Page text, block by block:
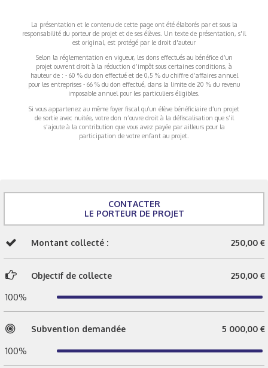
La présentation et le contenu de cette page ont été élaborés par et sous la
responsabilité du porteur de projet et de ses élèves. Un texte de présentation, s'il
est original, est protégé par le droit d'auteur
Selon la réglementation en vigueur, les dons effectués au bénéfice d’un
projet ouvrent droit à la réduction d’impôt sous certaines conditions, à
hauteur de : - 60 % du don effectué et de 0,5 % du chiffre d’affaires annuel
pour les entreprises - 66 % du don effectué, dans la limite de 20 % du revenu
imposable annuel pour les particuliers éligibles.
Si vous appartenez au même foyer fiscal qu’un élève bénéficiaire d’un projet
de sortie avec nuitée, votre don n’ouvre droit à la défiscalisation que s’il
s’ajoute à la contribution que vous avez payée par ailleurs pour la
participation de votre enfant au projet.
CONTACTER
LE PORTEUR DE PROJET
Montant collecté : 250,00 €
Objectif de collecte 250,00 €
100%
Subvention demandée 5 000,00 €
100%